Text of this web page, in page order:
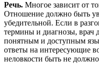
Речь. Многое зависит от
Отношение должно быть
убедительной. Если в
термины и диагнозы, врач
понятным и доступным
ответы на интересующие
неловкости быть не